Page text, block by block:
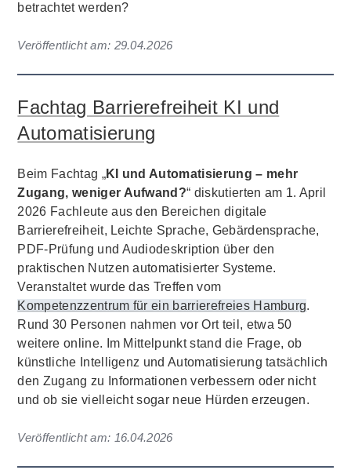
betrachtet werden?
Veröffentlicht am: 29.04.2026
Fachtag Barrierefreiheit KI und
Automatisierung
Beim Fachtag „KI und Automatisierung – mehr
Zugang, weniger Aufwand?“ diskutierten am 1. April
2026 Fachleute aus den Bereichen digitale
Barrierefreiheit, Leichte Sprache, Gebärdensprache,
PDF-Prüfung und Audiodeskription über den
praktischen Nutzen automatisierter Systeme.
Veranstaltet wurde das Treffen vom
Kompetenzzentrum für ein barrierefreies Hamburg.
Rund 30 Personen nahmen vor Ort teil, etwa 50
weitere online. Im Mittelpunkt stand die Frage, ob
künstliche Intelligenz und Automatisierung tatsächlich
den Zugang zu Informationen verbessern oder nicht
und ob sie vielleicht sogar neue Hürden erzeugen.
Veröffentlicht am: 16.04.2026